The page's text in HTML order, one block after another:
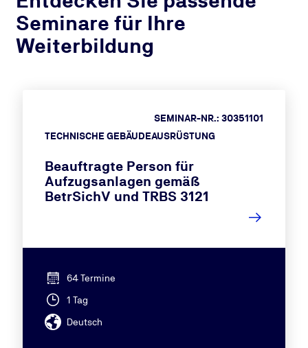
Seminare für Ihre
Weiterbildung
TECHNISCHE GEBÄUDEAUSRÜSTUNG
SEMINAR-NR.: 30351101
Beauftragte Person für
Aufzugsanlagen gemäß
BetrSichV und TRBS 3121
64 Termine
1 Tag
Deutsch